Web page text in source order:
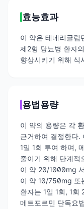
효능효과
이 약은 테네리글립
제2형 당뇨병 환자
향상시키기 위해 식
용법용량
이 약의 용량은 각
근거하여 결정한다.
1일 1회 투여 하며,
줄이기 위해 단계적
이 약 20/1000mg
이 약 10/750mg 또
환자는 1일 1회, 1회
메트포르민 단독요